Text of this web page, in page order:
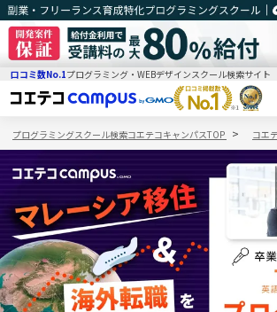
口コミ数No.1プログラミング・WEBデザインスクール検索サイト
プログラミングスクール検索コエテコキャンパスTOP コエ